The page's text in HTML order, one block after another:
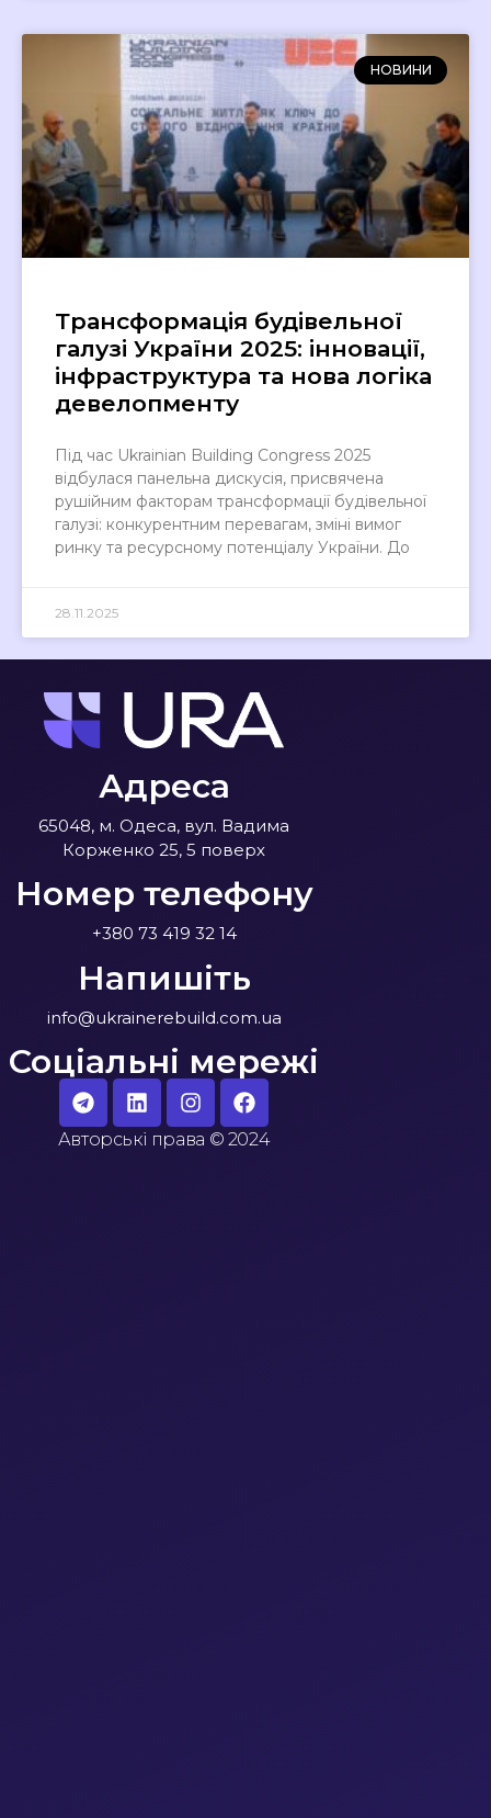
НОВИНИ
Трансформація будівельної
галузі України 2025: інновації,
інфраструктура та нова логіка
девелопменту
Під час Ukrainian Building Congress 2025
відбулася панельна дискусія, присвячена
рушійним факторам трансформації будівельної
галузі: конкурентним перевагам, зміні вимог
ринку та ресурсному потенціалу України. До
28.11.2025
Адреса
65048, м. Одеса, вул. Вадима
Корженко 25, 5 поверх
Номер телефону
+380 73 419 32 14
Напишіть
info@ukrainerebuild.com.ua
Соціальні мережі
Авторські права © 2024